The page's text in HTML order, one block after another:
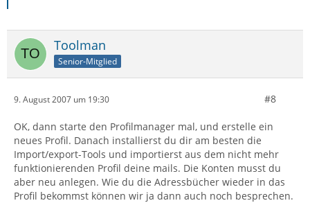
Toolman
Senior-Mitglied
9. August 2007 um 19:30 #8
OK, dann starte den Profilmanager mal, und erstelle ein
neues Profil. Danach installierst du dir am besten die
Import/export-Tools und importierst aus dem nicht mehr
funktionierenden Profil deine mails. Die Konten musst du
aber neu anlegen. Wie du die Adressbücher wieder in das
Profil bekommst können wir ja dann auch noch besprechen.